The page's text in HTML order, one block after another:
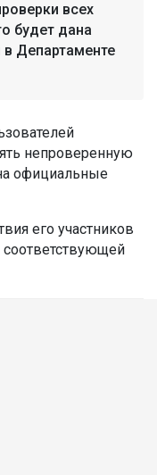
всех
будет дана
Департаменте
непроверенную
официальные
его участников